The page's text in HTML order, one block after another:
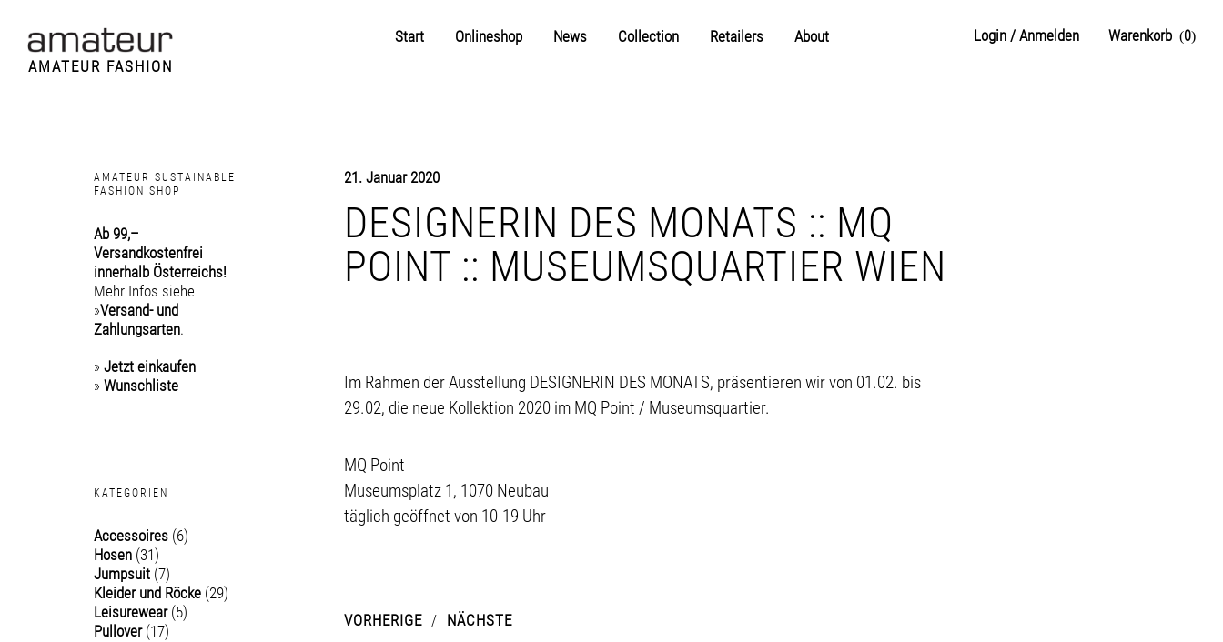
AMATEUR FASHION
Start Onlineshop News Collection Retailers About Login / Anmelden Warenkorb 0
21. Januar 2020
DESIGNERIN DES MONATS :: MQ
POINT :: MUSEUMSQUARTIER WIEN
Im Rahmen der Ausstellung DESIGNERIN DES MONATS, präsentieren wir von 01.02. bis
29.02, die neue Kollektion 2020 im MQ Point / Museumsquartier.
MQ Point
Museumsplatz 1, 1070 Neubau
täglich geöffnet von 10-19 Uhr
VORHERIGE NÄCHSTE
AMATEUR SUSTAINABLE
FASHION SHOP
Ab 99,–
Versandkostenfrei
innerhalb Österreichs!
Mehr Infos siehe
»Versand- und
Zahlungsarten.
» Jetzt einkaufen
» Wunschliste
KATEGORIEN
Accessoires (6)
Hosen (31)
Jumpsuit (7)
Kleider und Röcke (29)
Leisurewear (5)
Pullover (17)